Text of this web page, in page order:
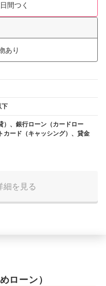
間つく
あり
下
）、銀行ローン（カードロー
カード（キャッシング）、貸金
細を見る
ローン）